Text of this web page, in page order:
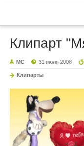
Клипарт
MC 31 июля 2008
Клипарты